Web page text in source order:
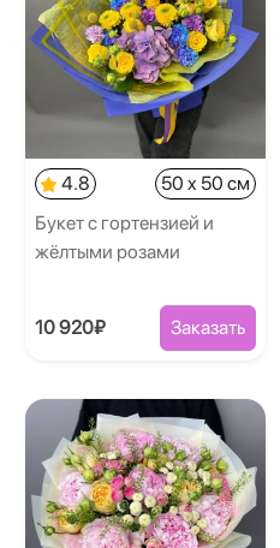
4.8
50 x 50 см
Букет с гортензией и
жёлтыми розами
10 920₽ Заказать